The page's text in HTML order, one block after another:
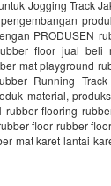
Jogging Track
PRODUSEN
floor jual beli
mat playground
Running
material,
rubber flooring
floor rubber
mat karet lantai